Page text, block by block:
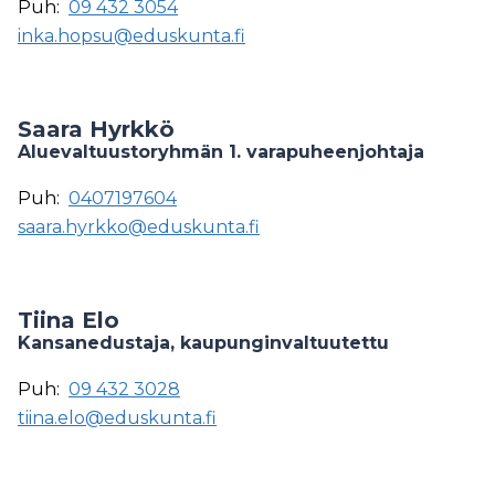
Puh: 09 432 3054
inka.hopsu@eduskunta.fi
Saara Hyrkkö
Aluevaltuustoryhmän 1. varapuheenjohtaja
Puh: 0407197604
saara.hyrkko@eduskunta.fi
Tiina Elo
Kansanedustaja, kaupunginvaltuutettu
Puh: 09 432 3028
tiina.elo@eduskunta.fi